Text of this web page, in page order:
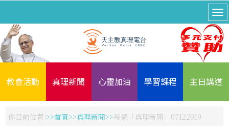
教會活動 真理新聞 心靈加油 學習課程 主日講道
你目前位置: 首頁 真理新聞 每週「真理新聞」07122019